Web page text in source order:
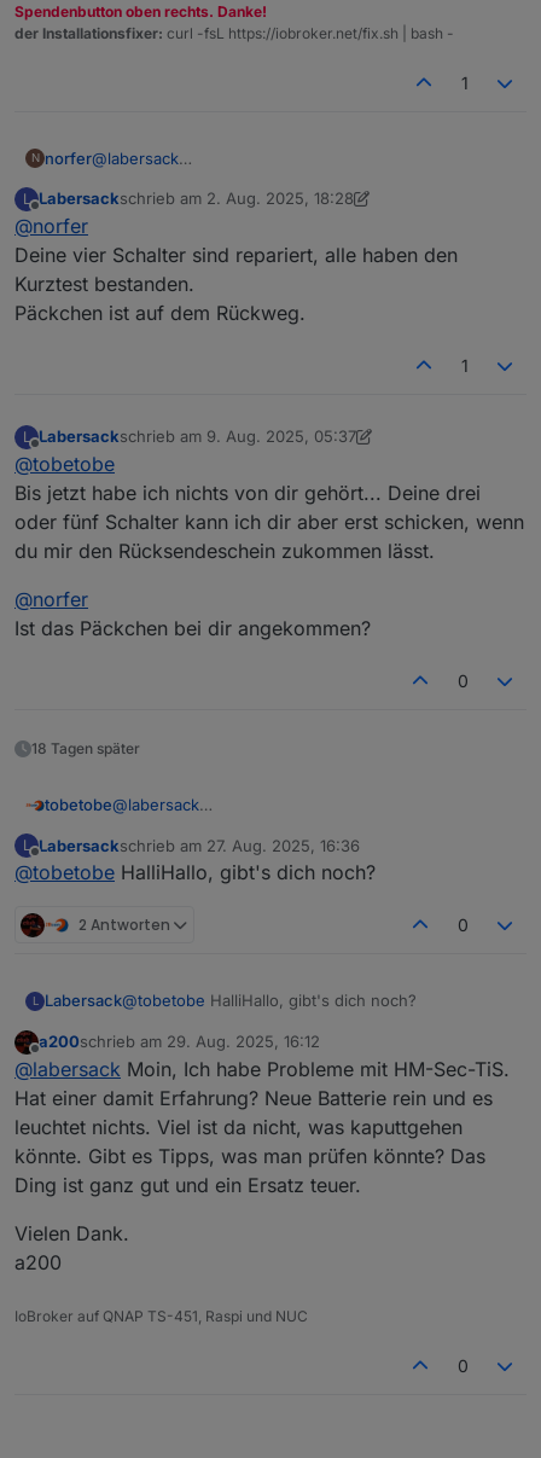
Spendenbutton oben rechts. Danke!
der Installationsfixer: curl -fsL https://iobroker.net/fix.sh | bash -
1
N norfer@labersack
das Päckchen schicken?
L
Offline
Labersackschrieb am 2. Aug. 2025, 18:28
zuletzt editiert von Labersack8. Apr. 2025, 10:33
@norfer
Deine vier Schalter sind repariert, alle haben den
Kurztest bestanden.
Päckchen ist auf dem Rückweg.
1
L
Offline
Labersackschrieb am 9. Aug. 2025, 05:37
zuletzt editiert von Labersack8. Sept. 2025, 07:37
@tobetobe
Bis jetzt habe ich nichts von dir gehört... Deine drei
oder fünf Schalter kann ich dir aber erst schicken, wenn
du mir den Rücksendeschein zukommen lässt.
@norfer
Ist das Päckchen bei dir angekommen?
0
18 Tagen später
tobetobe@labersack
schön, dass es dein Angebot noch immer gibt. Ich
habe mittlerweile 4 Stück HM-LC-Sw1-FM mit
HM-LC-Sw2-FM (Fehler unbekannt) hier liegen. Ich
Deinen ersten Post habe ich gelesen und bin mit den
Bedingungen einverstanden. Bitte schicke mir deine
L
Offline
Labersackschrieb am 27. Aug. 2025, 16:36
zuletzt editiert von
@tobetobe HalliHallo, gibt's dich noch?
2 Antworten 0
L Labersack@tobetobe HalliHallo, gibt's dich noch?
Offline
a200schrieb am 29. Aug. 2025, 16:12
zuletzt editiert von
@labersack Moin, Ich habe Probleme mit HM-Sec-TiS.
Hat einer damit Erfahrung? Neue Batterie rein und es
leuchtet nichts. Viel ist da nicht, was kaputtgehen
könnte. Gibt es Tipps, was man prüfen könnte? Das
Ding ist ganz gut und ein Ersatz teuer.
Vielen Dank.
a200
IoBroker auf QNAP TS-451, Raspi und NUC
0